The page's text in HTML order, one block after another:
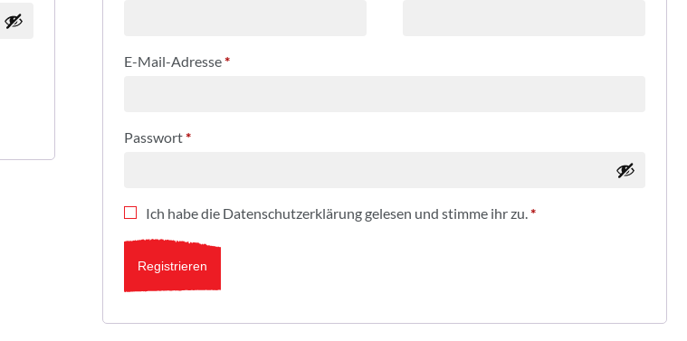
E-Mail-Adresse*
Passwort*
Ich habe die Datenschutzerklärung gelesen und stimme ihr zu.*
Registrieren